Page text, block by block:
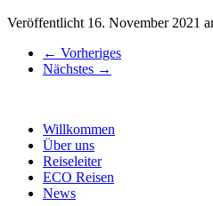
Veröffentlicht 16. November 2021
← Vorheriges
Nächstes →
Willkommen
Über uns
Reiseleiter
ECO Reisen
News